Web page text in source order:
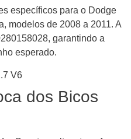
específicos para o Dodge
modelos de 2008 a 2011. A
garantindo a
esperado.
V6
dos Bicos